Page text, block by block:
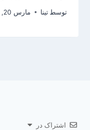
توسط تینا مارس 20, 2025
اشتراک در